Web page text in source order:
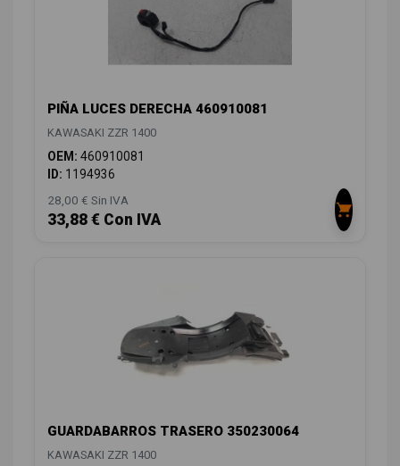
PIÑA LUCES DERECHA 460910081
KAWASAKI ZZR 1400
OEM: 460910081
ID: 1194936
28,00 € Sin IVA
33,88 € Con IVA
GUARDABARROS TRASERO 350230064
KAWASAKI ZZR 1400